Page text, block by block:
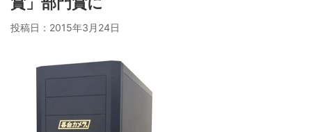
投稿日： 2015年3月24日